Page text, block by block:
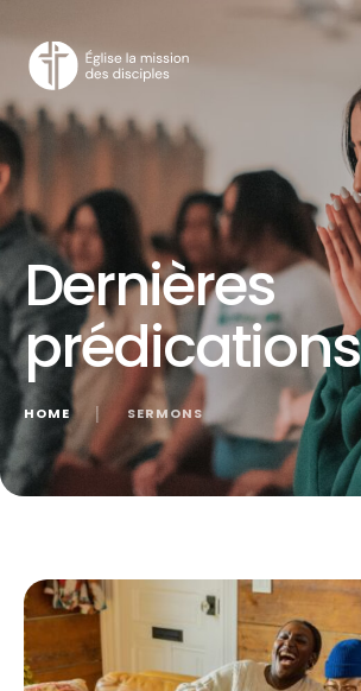
Dernières
prédications
HOME │ SERMONS